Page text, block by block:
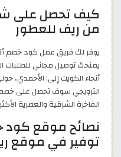
كيف تحصل على
من ريف للعطور
يوفر لك فريق عمل كود خصم
أنحاء الكويت إلى: الأحمدي،
الفاخرة الشرقية والعصرية
نصائح موقع كود
توفير في موقع